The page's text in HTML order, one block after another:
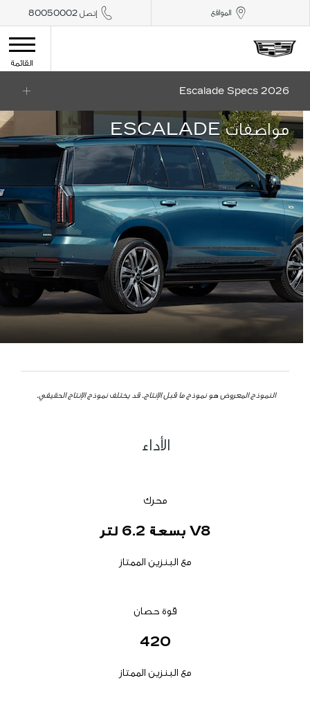
المواقع إتصل 80050002
القائمة
2026 Escalade Specs
مواصفات ESCALADE
النموذج المعروض هو نموذج ما قبل الإنتاج. قد يختلف نموذج الإنتاج الحقيقي.
الأداء
محرك
V8 بسعة 6.2 لتر
مع البنزين الممتاز
قوة حصان
420
مع البنزين الممتاز